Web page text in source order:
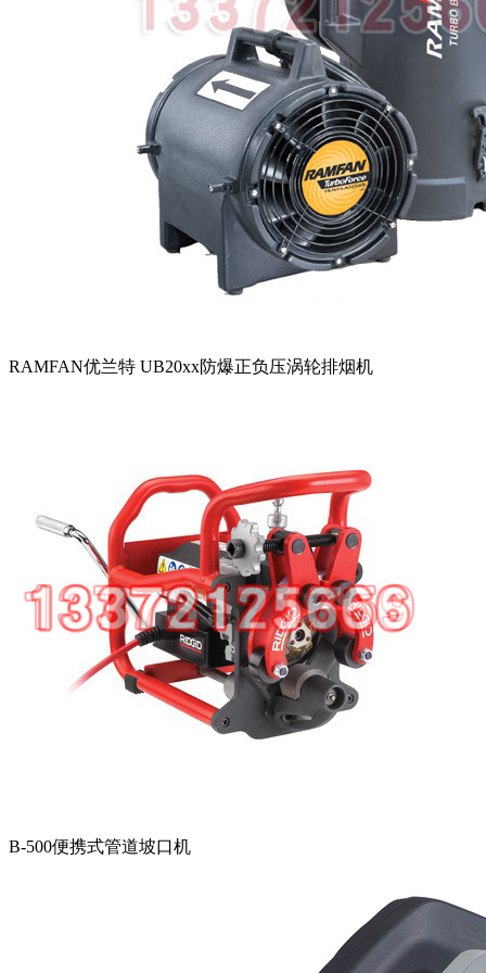
RAMFAN优兰特 UB20xx防爆正负压涡轮排烟机
B-500便携式管道坡口机